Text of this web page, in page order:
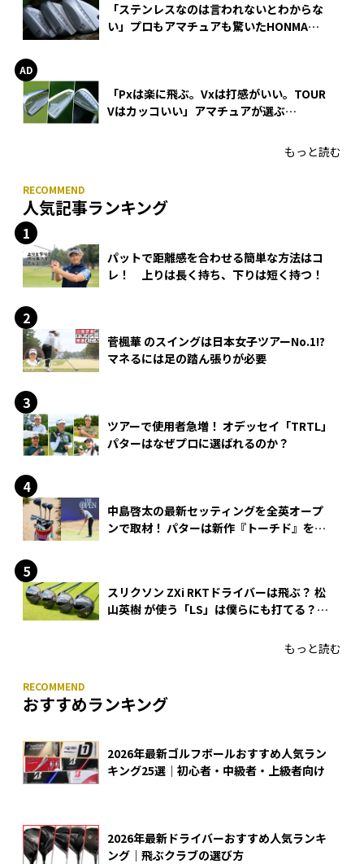
「ステンレスなのは言われないとわからな
い」プロもアマチュアも驚いたHONMA
「Pxは楽に飛ぶ。Vxは打感がいい。TOUR
Vはカッコいい」アマチュアが選ぶ
もっと読む
人気記事ランキング
パットで距離感を合わせる簡単な方法はコ
レ！ 上りは長く持ち、下りは短く持つ！
菅楓華 のスイングは日本女子ツアーNo.1!?
マネるには足の踏ん張りが必要
ツアーで使用者急増！ オデッセイ「TRTL」
パターはなぜプロに選ばれるのか？
中島啓太の最新セッティングを全英オープ
ンで取材！ パターは新作『トーチド』を投
スリクソン ZXi RKTドライバーは飛ぶ？ 松
山英樹 が使う「LS」は僕らにも打てる？
もっと読む
おすすめランキング
2026年最新ゴルフボールおすすめ人気ラン
キング25選｜初心者・中級者・上級者向け
2026年最新ドライバーおすすめ人気ランキ
ング｜飛ぶクラブの選び方